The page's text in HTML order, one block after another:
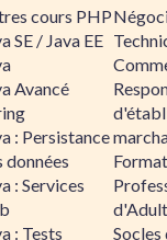
cours PHP
SE / Java EE
Avancé
: Persistance
données
: Services
: Tests